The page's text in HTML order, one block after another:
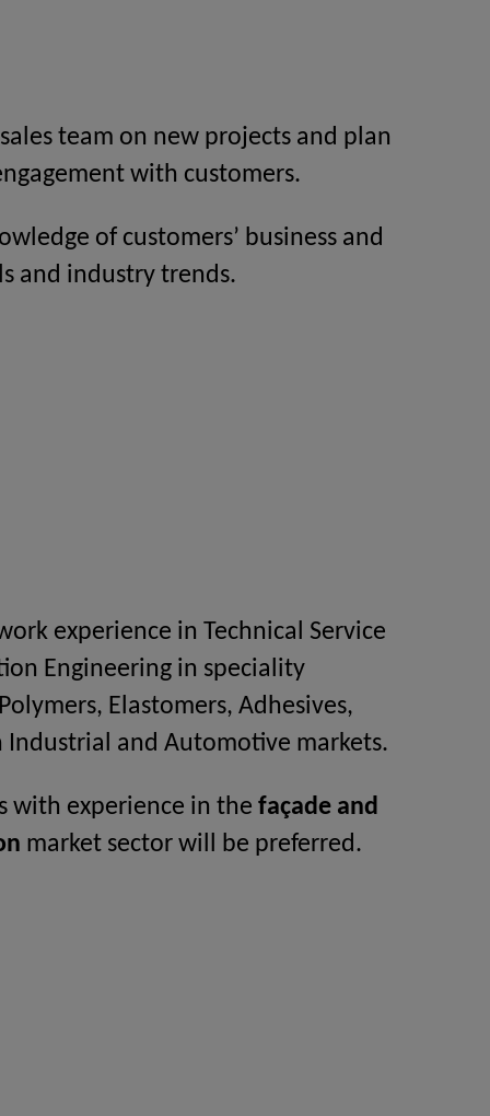
team on new projects and plan
with customers.
of customers’ business and
and industry trends.
experience in Technical Service
Engineering in speciality
Elastomers, Adhesives,
Industrial and Automotive markets.
with experience in the façade and
market sector will be preferred.